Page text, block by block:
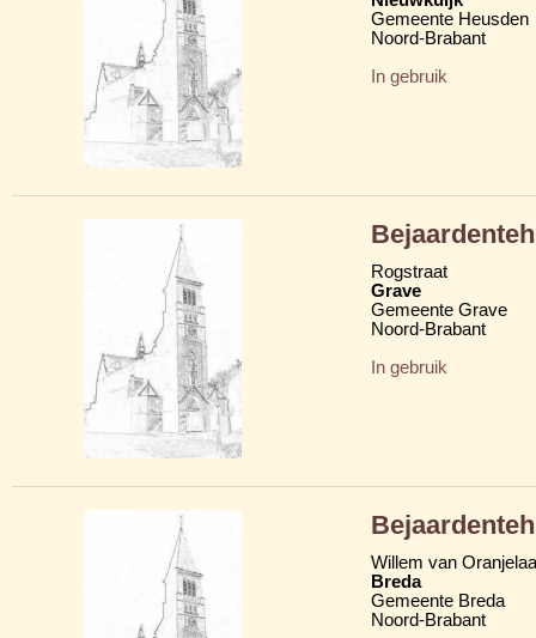
Gemeente Heusden
Noord-Brabant
In gebruik
Rogstraat
Grave
Gemeente Grave
Noord-Brabant
In gebruik
Willem van
Breda
Gemeente Breda
Noord-Brabant